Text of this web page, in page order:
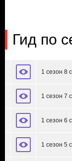
Гид по
1 сезон 8
1 сезон 7
1 сезон 6
1 сезон 5